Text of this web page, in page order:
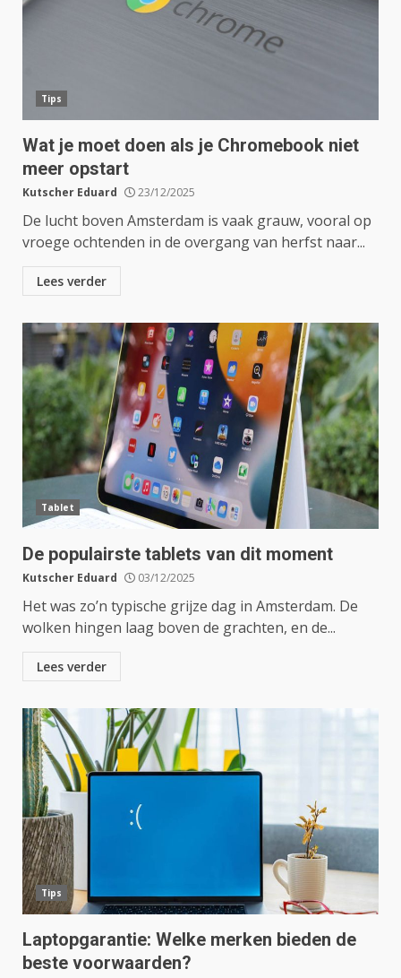
Tips
Wat je moet doen als je Chromebook niet
meer opstart
Kutscher Eduard 23/12/2025
De lucht boven Amsterdam is vaak grauw, vooral op
vroege ochtenden in de overgang van herfst naar...
Lees verder
Tablet
De populairste tablets van dit moment
Kutscher Eduard 03/12/2025
Het was zo’n typische grijze dag in Amsterdam. De
wolken hingen laag boven de grachten, en de...
Lees verder
Tips
Laptopgarantie: Welke merken bieden de
beste voorwaarden?